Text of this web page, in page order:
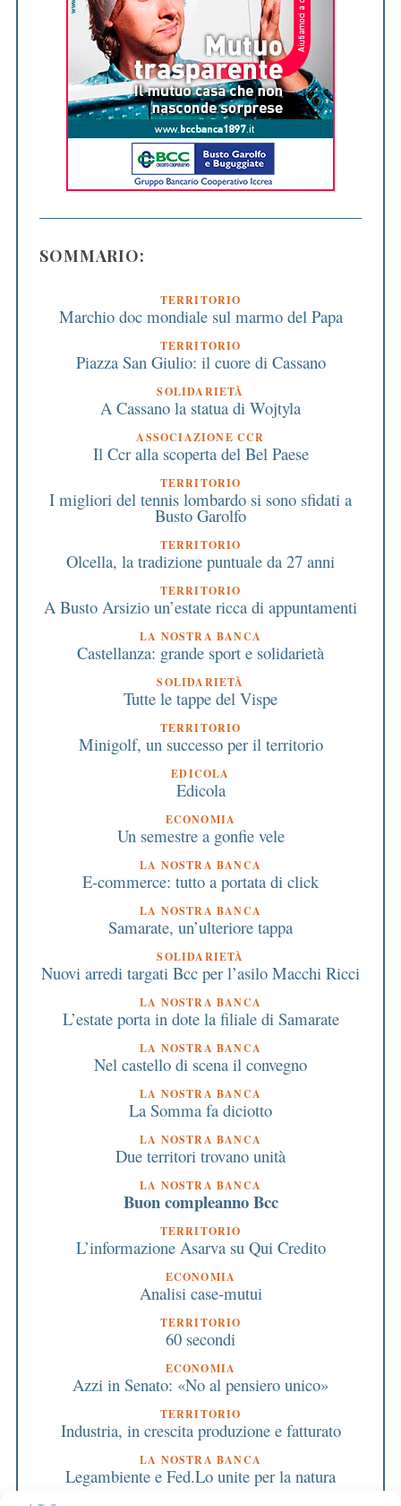
SOMMARIO:
TERRITORIO
Marchio doc mondiale sul marmo del Papa
TERRITORIO
Piazza San Giulio: il cuore di Cassano
SOLIDARIETÀ
A Cassano la statua di Wojtyla
ASSOCIAZIONE CCR
Il Ccr alla scoperta del Bel Paese
TERRITORIO
I migliori del tennis lombardo si sono sfidati a
Busto Garolfo
TERRITORIO
Olcella, la tradizione puntuale da 27 anni
TERRITORIO
A Busto Arsizio un’estate ricca di appuntamenti
LA NOSTRA BANCA
Castellanza: grande sport e solidarietà
SOLIDARIETÀ
Tutte le tappe del Vispe
TERRITORIO
Minigolf, un successo per il territorio
EDICOLA
Edicola
ECONOMIA
Un semestre a gonfie vele
LA NOSTRA BANCA
E-commerce: tutto a portata di click
LA NOSTRA BANCA
Samarate, un’ulteriore tappa
SOLIDARIETÀ
Nuovi arredi targati Bcc per l’asilo Macchi Ricci
LA NOSTRA BANCA
L’estate porta in dote la filiale di Samarate
LA NOSTRA BANCA
Nel castello di scena il convegno
LA NOSTRA BANCA
La Somma fa diciotto
LA NOSTRA BANCA
Due territori trovano unità
LA NOSTRA BANCA
Buon compleanno Bcc
TERRITORIO
L’informazione Asarva su Qui Credito
ECONOMIA
Analisi case-mutui
TERRITORIO
60 secondi
ECONOMIA
Azzi in Senato: «No al pensiero unico»
TERRITORIO
Industria, in crescita produzione e fatturato
LA NOSTRA BANCA
Legambiente e Fed.Lo unite per la natura